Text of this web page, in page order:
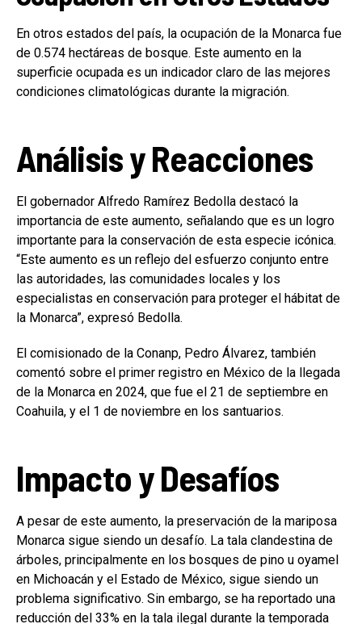
En otros estados del país, la ocupación de la Monarca fue
de 0.574 hectáreas de bosque. Este aumento en la
superficie ocupada es un indicador claro de las mejores
condiciones climatológicas durante la migración.
Análisis y Reacciones
El gobernador Alfredo Ramírez Bedolla destacó la
importancia de este aumento, señalando que es un logro
importante para la conservación de esta especie icónica.
“Este aumento es un reflejo del esfuerzo conjunto entre
las autoridades, las comunidades locales y los
especialistas en conservación para proteger el hábitat de
la Monarca”, expresó Bedolla.
El comisionado de la Conanp, Pedro Álvarez, también
comentó sobre el primer registro en México de la llegada
de la Monarca en 2024, que fue el 21 de septiembre en
Coahuila, y el 1 de noviembre en los santuarios.
Impacto y Desafíos
A pesar de este aumento, la preservación de la mariposa
Monarca sigue siendo un desafío. La tala clandestina de
árboles, principalmente en los bosques de pino u oyamel
en Michoacán y el Estado de México, sigue siendo un
problema significativo. Sin embargo, se ha reportado una
reducción del 33% en la tala ilegal durante la temporada